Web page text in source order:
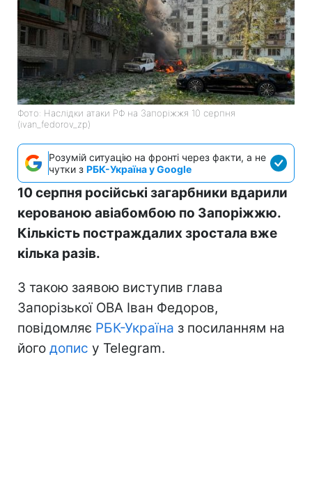
Фото: Наслідки атаки РФ на Запоріжжя 10 серпня
(ivan_fedorov_zp)
Розумій ситуацію на фронті через факти, а не
чутки з РБК-Україна у Google
10 серпня російські загарбники вдарили
керованою авіабомбою по Запоріжжю.
Кількість постраждалих зростала вже
кілька разів.
З такою заявою виступив глава
Запорізької ОВА Іван Федоров,
повідомляє РБК-Україна з посиланням на
його допис у Telegram.